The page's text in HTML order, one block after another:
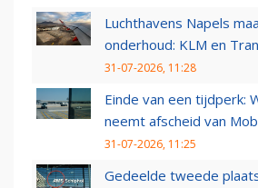
Luchthavens Napels
onderhoud: KLM en
31-07-2026, 11:28
Einde van een tijdperk:
neemt afscheid van
31-07-2026, 11:25
Gedeelde tweede